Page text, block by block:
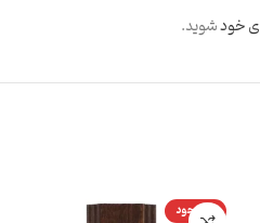
خودشوید.
ناموجود